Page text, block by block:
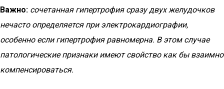
Важно: сочетанная гипертрофия сразу двух желудочков
нечасто определяется при электрокардиографии,
особенно если гипертрофия равномерна. В этом случае
патологические признаки имеют свойство как бы взаимно
компенсироваться.